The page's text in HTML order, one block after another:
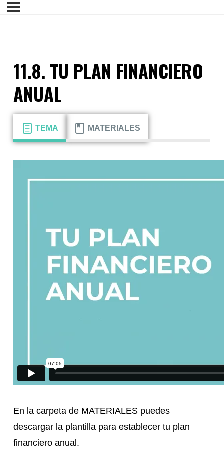
11.8. TU PLAN FINANCIERO
ANUAL
TEMA MATERIALES
En la carpeta de MATERIALES puedes
descargar la plantilla para establecer tu plan
financiero anual.